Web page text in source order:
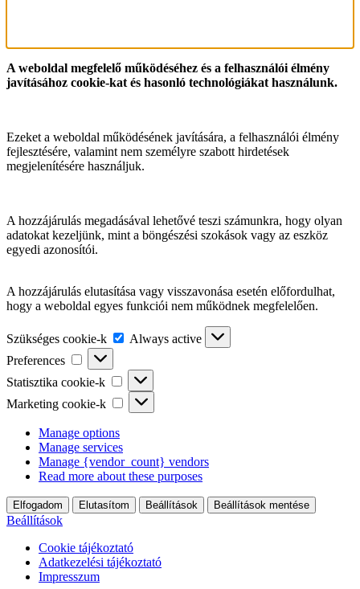
A weboldal megfelelő működéséhez és a felhasználói élmény
javításához cookie-kat és hasonló technológiákat használunk.
Ezeket a weboldal működésének javítására, a felhasználói élmény
fejlesztésére, valamint nem személyre szabott hirdetések
megjelenítésére használjuk.
A hozzájárulás megadásával lehetővé teszi számunkra, hogy olyan
adatokat kezeljünk, mint a böngészési szokások vagy az eszköz
egyedi azonosítói.
A hozzájárulás elutasítása vagy visszavonása esetén előfordulhat,
hogy a weboldal egyes funkciói nem működnek megfelelően.
Szükséges cookie-k
Szükséges
cookie-
Always active
Preferences
Preferences
Statisztika cookie-k
Statisztika
cookie-
Marketing cookie-k
Marketing
cookie-
Manage options
Manage services
Manage {vendor_count} vendors
Read more about these purposes
Elfogadom Elutasítom Beállítások Beállítások mentése
Beállítások
Cookie tájékoztató
Adatkezelési tájékoztató
Impresszum